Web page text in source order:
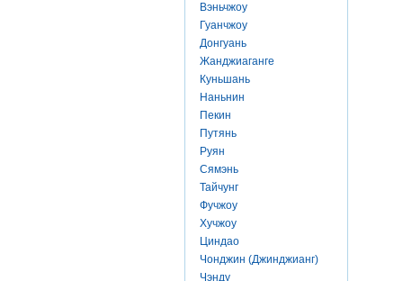
Вэньчжоу
Гуанчжоу
Донгуань
Жанджиаганге
Куньшань
Наньнин
Пекин
Путянь
Руян
Сямэнь
Тайчунг
Фучжоу
Хучжоу
Циндао
Чонджин (Джинджианг)
Чэнду